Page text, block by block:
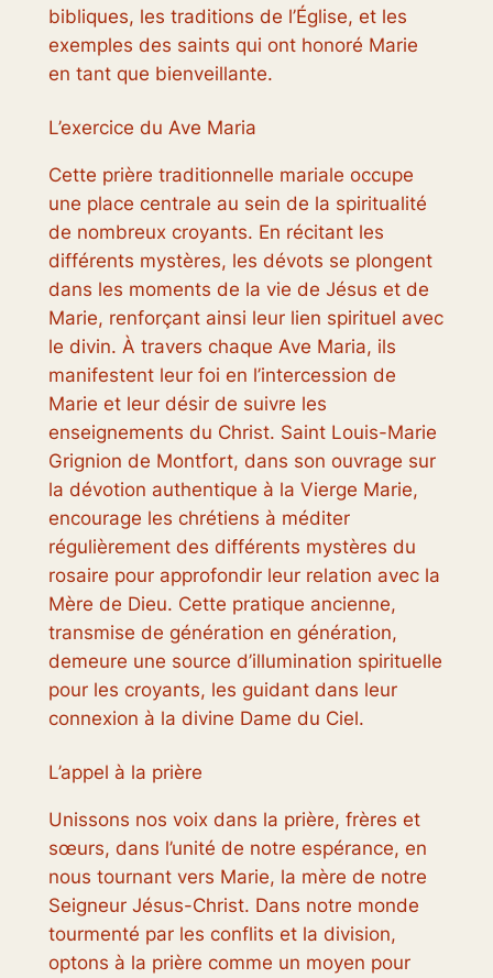
bibliques, les traditions de l’Église, et les
exemples des saints qui ont honoré Marie
en tant que bienveillante.
L’exercice du Ave Maria
Cette prière traditionnelle mariale occupe
une place centrale au sein de la spiritualité
de nombreux croyants. En récitant les
différents mystères, les dévots se plongent
dans les moments de la vie de Jésus et de
Marie, renforçant ainsi leur lien spirituel avec
le divin. À travers chaque Ave Maria, ils
manifestent leur foi en l’intercession de
Marie et leur désir de suivre les
enseignements du Christ. Saint Louis-Marie
Grignion de Montfort, dans son ouvrage sur
la dévotion authentique à la Vierge Marie,
encourage les chrétiens à méditer
régulièrement des différents mystères du
rosaire pour approfondir leur relation avec la
Mère de Dieu. Cette pratique ancienne,
transmise de génération en génération,
demeure une source d’illumination spirituelle
pour les croyants, les guidant dans leur
connexion à la divine Dame du Ciel.
L’appel à la prière
Unissons nos voix dans la prière, frères et
sœurs, dans l’unité de notre espérance, en
nous tournant vers Marie, la mère de notre
Seigneur Jésus-Christ. Dans notre monde
tourmenté par les conflits et la division,
optons à la prière comme un moyen pour